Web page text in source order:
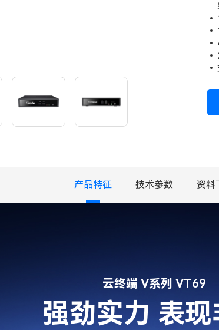
产品特征 技术参数 资料
云终端 V系列 VT69
强劲实力 表